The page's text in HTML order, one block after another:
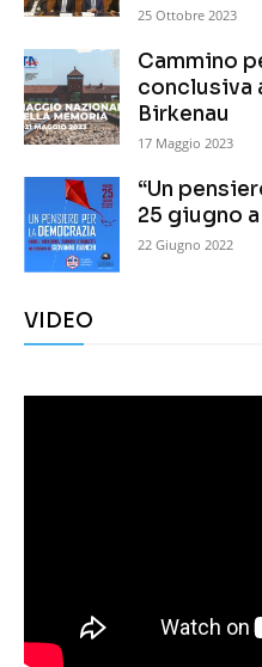
25 Ottobre 2023
Cammino
conclusiva
Birkenau
17 Maggio 2023
“Un
25 giugno
22 Giugno 2022
VIDEO